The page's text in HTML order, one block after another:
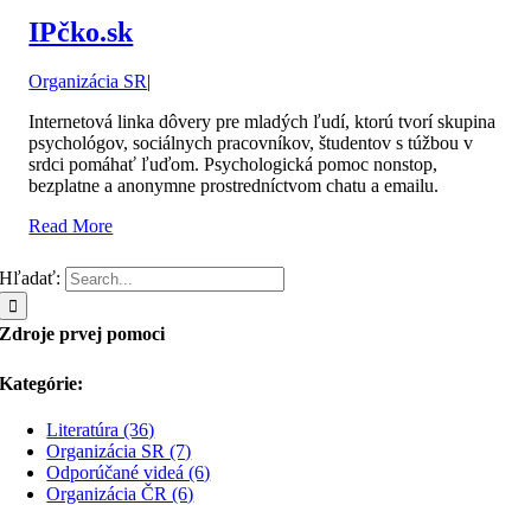
IPčko.sk
Organizácia SR|
Internetová linka dôvery pre mladých ľudí, ktorú tvorí skupina
psychológov, sociálnych pracovníkov, študentov s túžbou v
srdci pomáhať ľuďom. Psychologická pomoc nonstop,
bezplatne a anonymne prostredníctvom chatu a emailu.
Read More
Hľadať:
Zdroje prvej pomoci
Kategórie:
Literatúra (36)
Organizácia SR (7)
Odporúčané videá (6)
Organizácia ČR (6)